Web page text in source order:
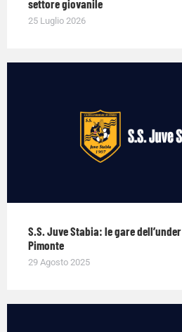
settore giovanile
25 Luglio 2026
S.S. Juve Stabia: le gare
Pimonte
29 Agosto 2025